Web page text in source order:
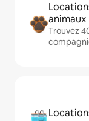
animaux
Trouvez